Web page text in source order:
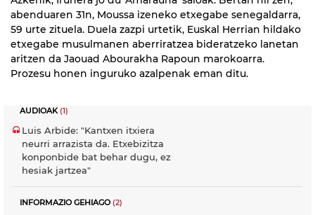
abenduaren 31n, Moussa izeneko etxegabe senegaldarra,
59 urte zituela. Duela zazpi urtetik, Euskal Herrian hildako
etxegabe musulmanen aberriratzea bideratzeko lanetan
aritzen da Jaouad Abourakha Rapoun marokoarra.
Prozesu honen inguruko azalpenak eman ditu.
AUDIOAK (1)
Luis Arbide: "Kantxen itxiera
neurri arrazista da. Etxebizitza
konponbide bat behar dugu, ez
hesiak jartzea"
INFORMAZIO GEHIAGO(2)